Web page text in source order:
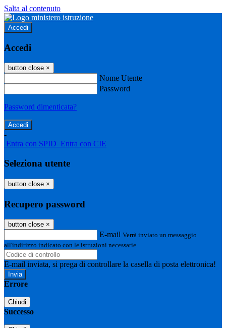
Salta al contenuto
Accedi
Accedi
button close ×
Nome Utente
Password
Password dimenticata?
-
Entra con SPID Entra con CIE
Seleziona utente
button close ×
Recupero password
button close ×
E-mail Verrà inviato un messaggio
all'indirizzo indicato con le istruzioni necessarie.
E-mail inviata, si prega di controllare la casella di posta elettronica!
Errore
Chiudi
Successo